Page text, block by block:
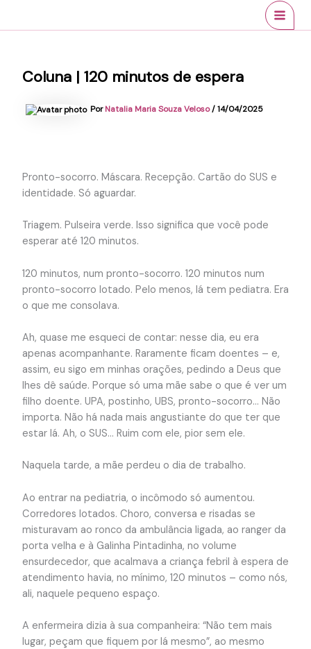
Coluna | 120 minutos de espera
PorNatalia Maria Souza Veloso/14/04/2025
Pronto-socorro. Máscara. Recepção. Cartão do SUS e
identidade. Só aguardar.
Triagem. Pulseira verde. Isso significa que você pode
esperar até 120 minutos.
120 minutos, num pronto-socorro. 120 minutos num
pronto-socorro lotado. Pelo menos, lá tem pediatra. Era
o que me consolava.
Ah, quase me esqueci de contar: nesse dia, eu era
apenas acompanhante. Raramente ficam doentes – e,
assim, eu sigo em minhas orações, pedindo a Deus que
lhes dê saúde. Porque só uma mãe sabe o que é ver um
filho doente. UPA, postinho, UBS, pronto-socorro… Não
importa. Não há nada mais angustiante do que ter que
estar lá. Ah, o SUS… Ruim com ele, pior sem ele.
Naquela tarde, a mãe perdeu o dia de trabalho.
Ao entrar na pediatria, o incômodo só aumentou.
Corredores lotados. Choro, conversa e risadas se
misturavam ao ronco da ambulância ligada, ao ranger da
porta velha e à Galinha Pintadinha, no volume
ensurdecedor, que acalmava a criança febril à espera de
atendimento havia, no mínimo, 120 minutos – como nós,
ali, naquele pequeno espaço.
A enfermeira dizia à sua companheira: “Não tem mais
lugar, peçam que fiquem por lá mesmo”, ao mesmo